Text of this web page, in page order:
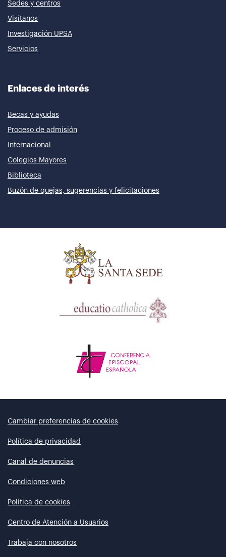
Sedes y centros
Visítanos
Investigación UPSA
Servicios
Enlaces de interés
Becas y ayudas
Proceso de admisión
Internacional
Colegios Mayores
Biblioteca
Buzón de quejas, sugerencias y felicitaciones
Cambiar preferencias de cookies
Política de privacidad
Canal de denuncias
Condiciones web
Política de cookies
Centro de Atención a Usuarios
Trabaja con nosotros